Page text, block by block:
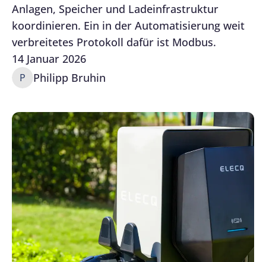
Anlagen, Speicher und Ladeinfrastruktur
koordinieren. Ein in der Automatisierung weit
verbreitetes Protokoll dafür ist Modbus.
14 Januar 2026
P Philipp Bruhin